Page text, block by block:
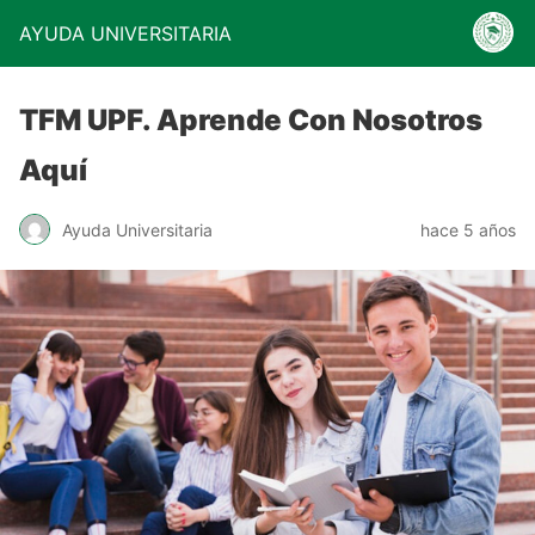
AYUDA UNIVERSITARIA
TFM UPF. Aprende Con Nosotros
Aquí
Ayuda Universitaria hace 5 años